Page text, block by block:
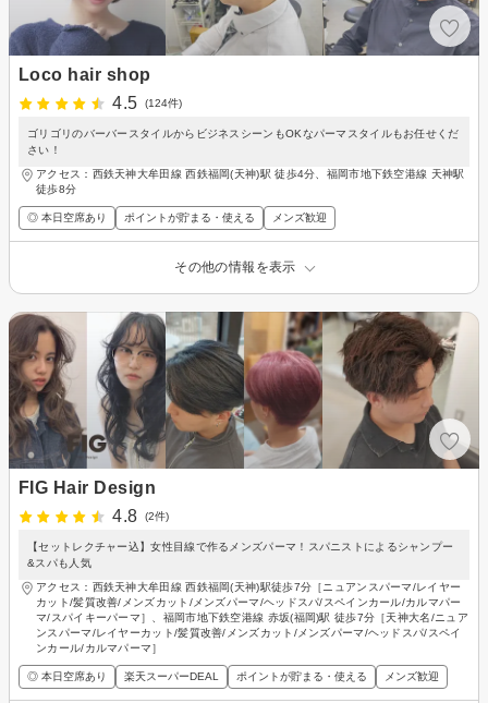
Loco hair shop
4.5
(124件)
ゴリゴリのバーバースタイルからビジネスシーンもOKなパーマスタイルもお任せくだ
さい！
アクセス：西鉄天神大牟田線 西鉄福岡(天神)駅 徒歩4分、福岡市地下鉄空港線 天神駅
徒歩8分
◎ 本日空席あり ポイントが貯まる・使える メンズ歓迎
その他の情報を表示
FIG Hair Design
4.8
(2件)
【セットレクチャー込】女性目線で作るメンズパーマ！スパニストによるシャンプー
&スパも人気
アクセス：西鉄天神大牟田線 西鉄福岡(天神)駅徒歩7分［ニュアンスパーマ/レイヤー
カット/髪質改善/メンズカット/メンズパーマ/ヘッドスパ/スペインカール/カルマパー
マ/スパイキーパーマ］、福岡市地下鉄空港線 赤坂(福岡)駅 徒歩7分［天神大名/ニュア
ンスパーマ/レイヤーカット/髪質改善/メンズカット/メンズパーマ/ヘッドスパ/スペイ
ンカール/カルマパーマ］
◎ 本日空席あり 楽天スーパーDEAL ポイントが貯まる・使える メンズ歓迎